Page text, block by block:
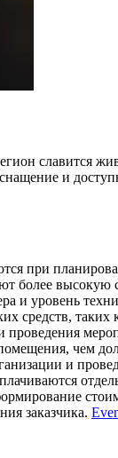
славится
и
при
более высокую
и уровень
средств, таких
проведения
чем
и
заказчика.